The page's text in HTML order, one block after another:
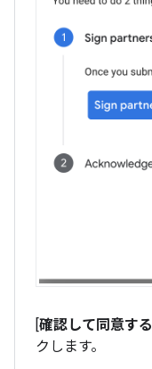
[確認して同意する
クします。